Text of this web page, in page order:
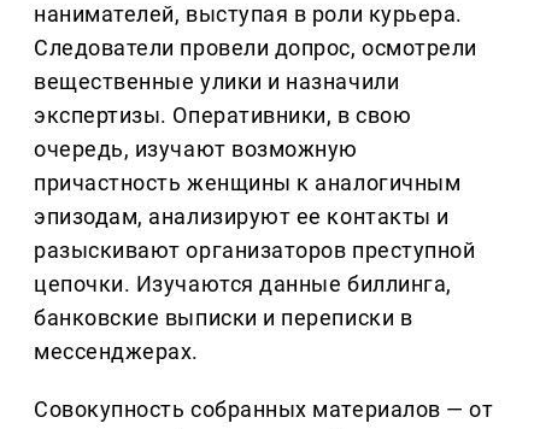
нанимателей, выступая в роли курьера.
Следователи провели допрос, осмотрели
вещественные улики и назначили
экспертизы. Оперативники, в свою
очередь, изучают возможную
причастность женщины к аналогичным
эпизодам, анализируют ее контакты и
разыскивают организаторов преступной
цепочки. Изучаются данные биллинга,
банковские выписки и переписки в
мессенджерах.
Совокупность собранных материалов — от